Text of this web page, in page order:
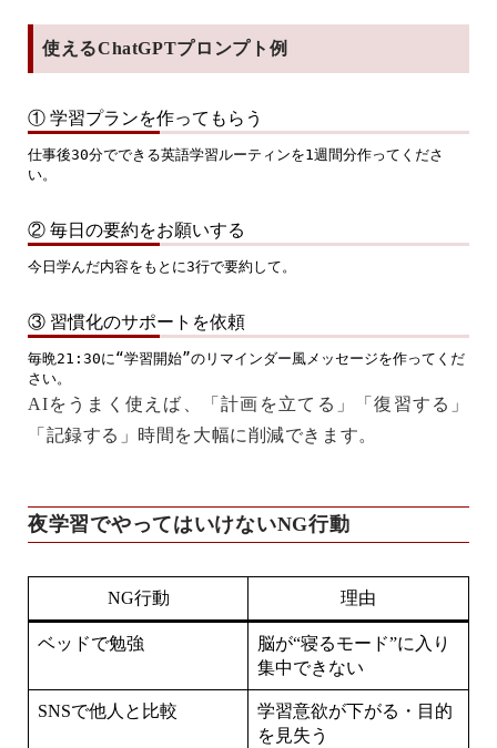
使えるChatGPTプロンプト例
① 学習プランを作ってもらう
仕事後30分でできる英語学習ルーティンを1週間分作ってくださ
い。
② 毎日の要約をお願いする
今日学んだ内容をもとに3行で要約して。
③ 習慣化のサポートを依頼
毎晩21:30に“学習開始”のリマインダー風メッセージを作ってくだ
AIをうまく使えば、「計画を立てる」「復習する」
「記録する」時間を大幅に削減できます。
夜学習でやってはいけないNG行動
NG行動 理由
ベッドで勉強
脳が“寝るモード”に入り
集中できない
SNSで他人と比較
学習意欲が下がる・目的
を見失う